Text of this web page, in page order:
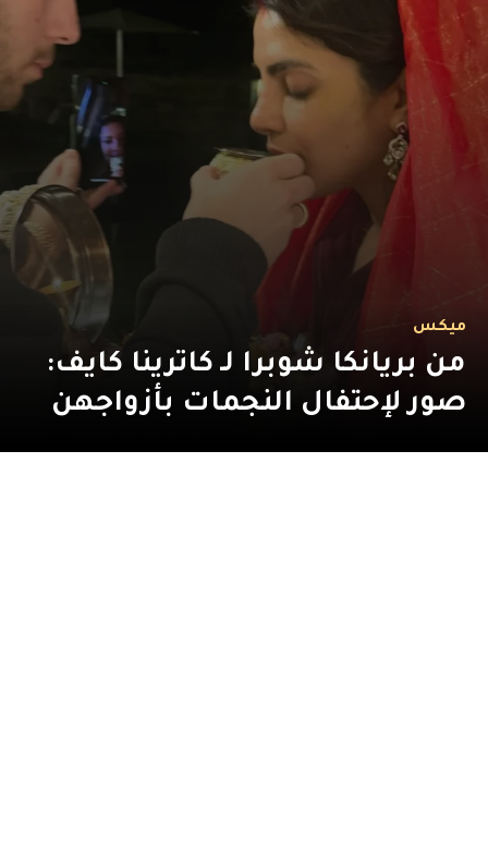
ميكس
من بريانكا شوبرا لـ كاترينا كايف:
صور لإحتفال النجمات بأزواجهن